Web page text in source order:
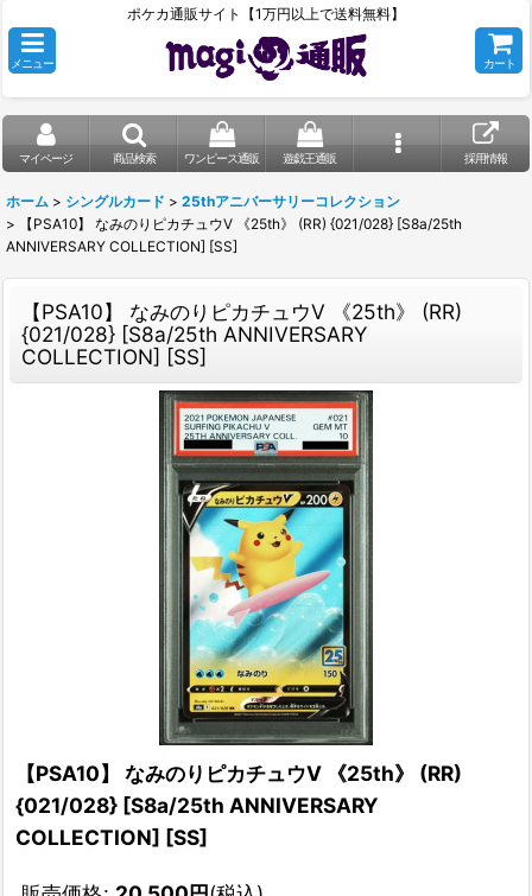
ポケカ通販サイト【1万円以上で送料無料】
メニュー カート
マイページ 商品検索 ワンピース通販 遊戯王通販 採用情報
ホーム > シングルカード > 25thアニバーサリーコレクション
>
【PSA10】 なみのりピカチュウV 《25th》 (RR) {021/028} [S8a/25th
ANNIVERSARY COLLECTION] [SS]
【PSA10】 なみのりピカチュウV 《25th》 (RR)
{021/028} [S8a/25th ANNIVERSARY
COLLECTION] [SS]
【PSA10】 なみのりピカチュウV 《25th》 (RR)
{021/028} [S8a/25th ANNIVERSARY
COLLECTION] [SS]